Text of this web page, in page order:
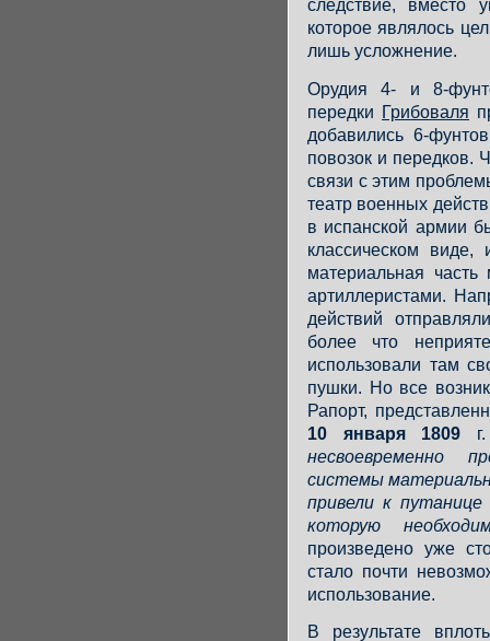
следствие, вместо
которое являлось
лишь усложнение.
Орудия 4- и 8-
передки Грибоваля
добавились 6-
повозок и передков.
связи с этим
театр военных
в испанской армии
классическом
материальная часть
артиллеристами.
действий
более что
использовали там
пушки. Но все
Рапорт,
10 января 1809
несвоевременно
системы
привели к
которую
произведено уже
стало почти
использование.
В результате